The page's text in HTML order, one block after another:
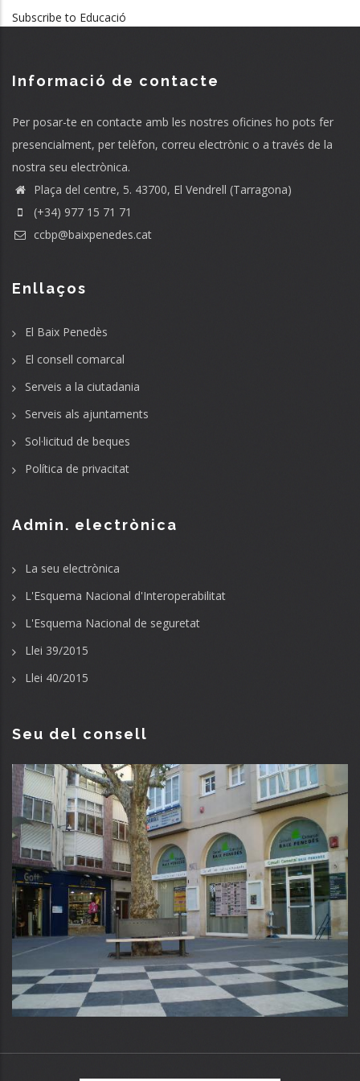
Subscribe to Educació
Informació de contacte
Per posar-te en contacte amb les nostres oficines ho pots fer
presencialment, per telèfon, correu electrònic o a través de la
nostra seu electrònica.
Plaça del centre, 5. 43700, El Vendrell (Tarragona)
(+34) 977 15 71 71
ccbp@baixpenedes.cat
Enllaços
El Baix Penedès
El consell comarcal
Serveis a la ciutadania
Serveis als ajuntaments
Sol·licitud de beques
Política de privacitat
Admin. electrònica
La seu electrònica
L'Esquema Nacional d'Interoperabilitat
L'Esquema Nacional de seguretat
Llei 39/2015
Llei 40/2015
Seu del consell